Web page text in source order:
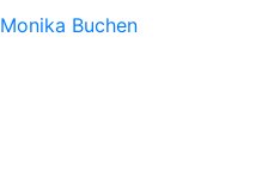
Monika Buchen